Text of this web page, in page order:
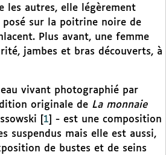
les autres, elle légèrement
posé sur la poitrine noire de
Plus avant, une femme
jambes et bras découverts, à
vivant photographié par
originale de La monnaie
1
- est une composition
suspendus mais elle est aussi,
de bustes et de seins